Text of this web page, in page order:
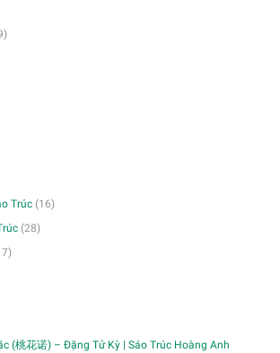
Trúc (16)
(28)
(桃花诺) – Đặng Tử Kỳ | Sáo Trúc Hoàng Anh